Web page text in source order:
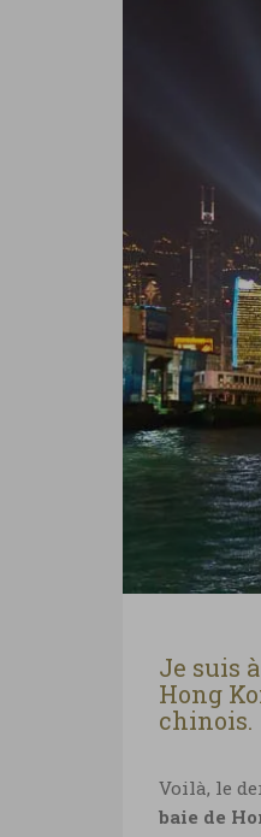
Je suis
Hong
chinois.
Voilà, le
baie de